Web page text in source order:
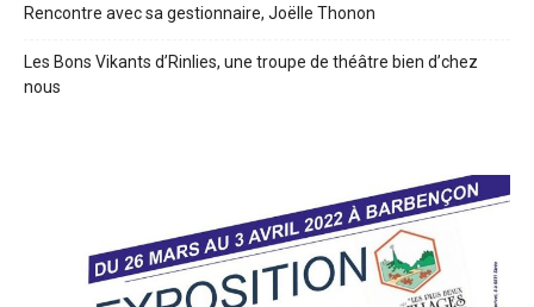
Rencontre avec sa gestionnaire, Joëlle Thonon
Les Bons Vikants d’Rinlies, une troupe de théâtre bien d’chez
nous